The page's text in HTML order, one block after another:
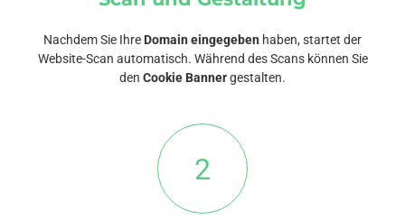
Nachdem Sie Ihre Domain eingegeben haben, startet der
Website-Scan automatisch. Während des Scans können Sie
den Cookie Bannergestalten.
2